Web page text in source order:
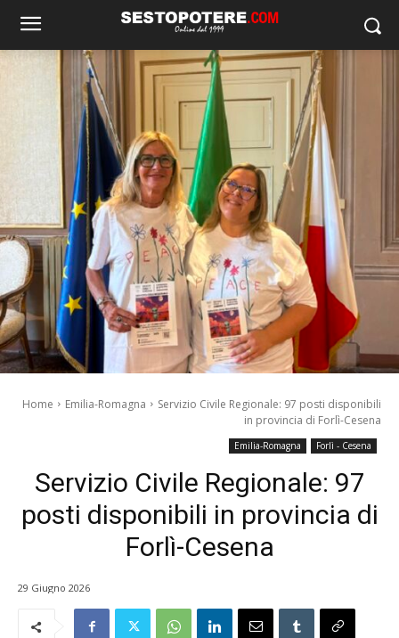
Home Emilia-Romagna
Servizio Civile Regionale: 97 posti disponibili
in provincia di Forlì-Cesena
Emilia-Romagna Forlì - Cesena
Servizio Civile Regionale: 97
posti disponibili in provincia di
Forlì-Cesena
29 Giugno 2026